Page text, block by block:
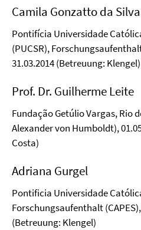
Camila Gonzatto da Silva
Pontifícia Universidade
(PUCSR),
31.03.2014 (Betreuung: Klengel)
Prof. Dr. Guilherme Leite
Fundação Getúlio Vargas, Rio
Alexander von Humboldt),
Costa)
Adriana Gurgel
Pontificia Universidade
Forschungsaufenthalt
(Betreuung: Klengel)